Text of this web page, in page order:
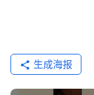
生成海报